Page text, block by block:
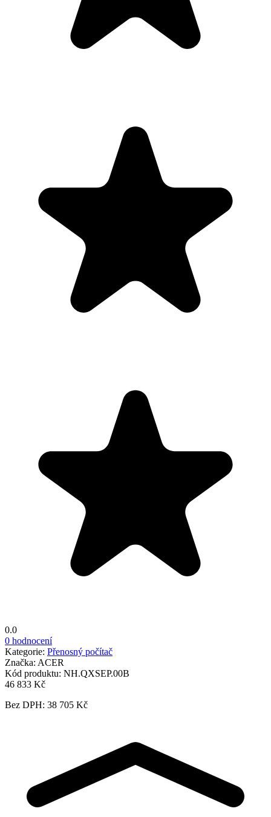
0.0
0 hodnocení
Kategorie: Přenosný počítač
Značka: ACER
Kód produktu: NH.QXSEP.00B
46 833 Kč
Bez DPH: 38 705 Kč